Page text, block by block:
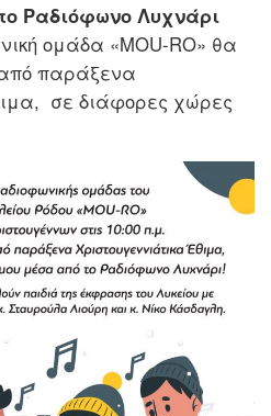
Ραδιόφωνο Λυχνάρι
ομάδα «MOU-RO» θα
παράξενα
σε διάφορες χώρες